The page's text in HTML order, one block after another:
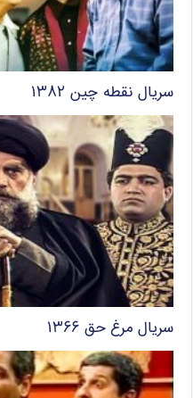
سریال نقطه چین ۱۳۸۲
سریال مرغ حق ۱۳۶۶